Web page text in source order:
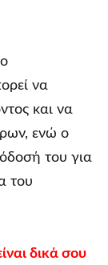
να
και να
ενώ ο
του για
του
δικά σου